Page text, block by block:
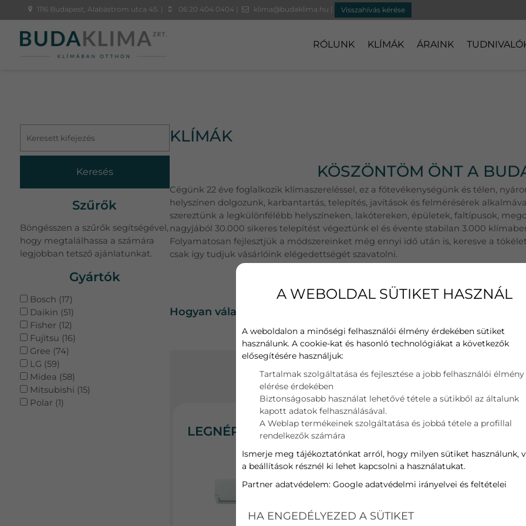
1116 Budapest, Alabástrom utca 45. | 06 20 404 0404 | klima@budaklima.hu | Visszahívás kérése
RÓLUNK KLÍMÁK ÁRAINK
KLÍMÁK
KÖSZÖNTÖM ÖNT A
Cégünk 22 éve foglalkozik klímaszereléssel, ez a főtevékenységünk és télen,
helyszínen dolgozunk, karbantartás, telepítés, javítások és felmérésérek
szereztünk a legkülönfélébb helyszíneken, lakótereken, épületek, faltípusok,
nagyjából 30.000 sikeres telepítést végeztünk el és évente stabilan 3.000
Folyamatosan fejlesztjük a módszereinket még ennyi idő után is, keresve a
csak így tudjuk vásárlóink elégedettségét szavatolni.
Hogyan válasszon klímát?
ÁLTALUNK
LEGNÉPSZERŰBB
LEGJOBB
AJÁNLAT
Keresés
Szűrők
Böngésszen a szűrők segítségével,
hogy megtalálhassa a számára
legjobban tetsző ajánlatunkat.
Gyártók
Bosch (17)
Daikin (51)
Fisher (12)
Fujitsu (16)
Gree (74)
LG (59)
Midea (58)
Mitsubishi (15)
Polar (1)
A WEBOLDAL SÜTIKET HASZNÁL
A weboldalon a minőségi felhasználói élmény érdekében sütiket
használunk. A cookie-kat és hasonló technológiákat a következők
elősegítésére használjuk:
Tartalmak szolgáltatása és fejlesztése a jobb felhasználói élmény
elérése érdekében
Biztonságosabb használat lehetővé tétele a sütikből az általunk
kapott adatok felhasználásával.
A Weblap termékeinek szolgáltatása és jobbá tétele a profillal
rendelkezők számára
Ismerje meg tájékoztatónkat arról, hogy milyen sütiket használunk,
a beállítások résznél ki lehet kapcsolni a használatukat.
Partner adatvédelem: Google adatvédelmi irányelvei és feltételei
HA ENGEDÉLYEZED A SÜTIKET